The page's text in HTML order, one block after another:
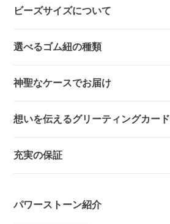
ビーズサイズについて
選べるゴム紐の種類
神聖なケースでお届け
想いを伝えるグリーティングカード
充実の保証
パワーストーン紹介